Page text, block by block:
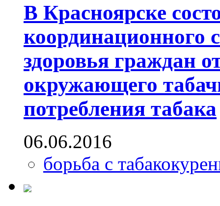
В Красноярске
координационного
здоровья граждан
окружающего
потребления табака
06.06.2016
борьба с